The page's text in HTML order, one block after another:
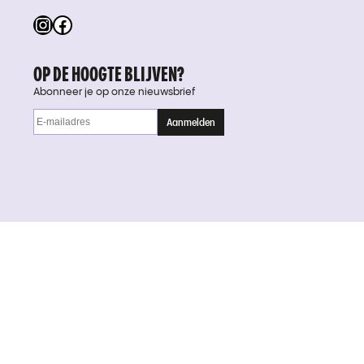
Instagram
Facebook
OP DE HOOGTE BLIJVEN?
Abonneer je op onze nieuwsbrief